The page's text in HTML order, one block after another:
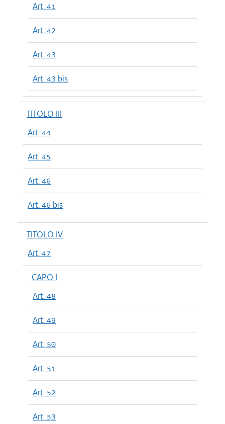
Art. 41
Art. 42
Art. 43
Art. 43 bis
TITOLO III
Art. 44
Art. 45
Art. 46
Art. 46 bis
TITOLO IV
Art. 47
CAPO I
Art. 48
Art. 49
Art. 50
Art. 51
Art. 52
Art. 53